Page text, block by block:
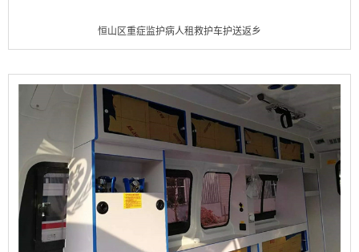
恒山区重症监护病人租救护车护送返乡